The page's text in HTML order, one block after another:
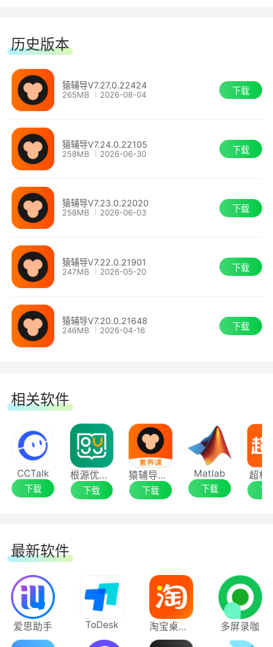
历史版本
猿辅导V7.27.0.22424
265MB 2026-08-04 下载
猿辅导V7.24.0.22105
258MB 2026-06-30 下载
猿辅导V7.23.0.22020
258MB 2026-06-03 下载
猿辅导V7.22.0.21901
247MB 2026-05-20 下载
猿辅导V7.20.0.21648
246MB 2026-04-16 下载
相关软件
CCTalk
下载
根源优课电脑版
下载
猿辅导素养课
下载
Matlab
下载
超格
下
最新软件
爱思助手 ToDesk 淘宝桌面版 多屏录咖